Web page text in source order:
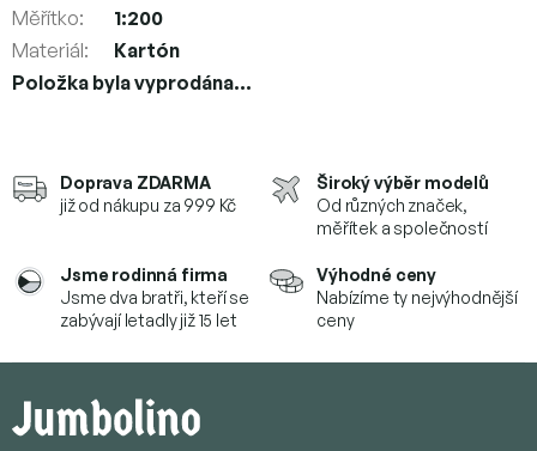
Doprava ZDARMA
již od nákupu za 999 Kč
Široký výběr modelů
Od různých značek,
měřítek a společností
Jsme rodinná firma
Jsme dva bratři, kteří se
zabývají letadly již 15 let
Výhodné ceny
Nabízíme ty nejvýhodnější
ceny
Měřítko:
1:200
Materiál:
Kartón
Položka byla vyprodána…
p